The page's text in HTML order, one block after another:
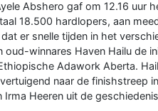
Abshero gaf om 12.16
18.500 hardlopers, aan
er snelle tijden in het
oud-winnares Haven Hailu de
Adawork Aberta.
naar de finishstreep
Irma Heeren uit de